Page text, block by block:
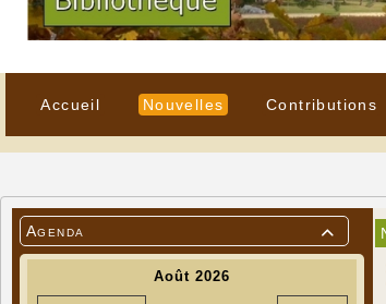
Accueil Nouvelles Contributions

Agenda